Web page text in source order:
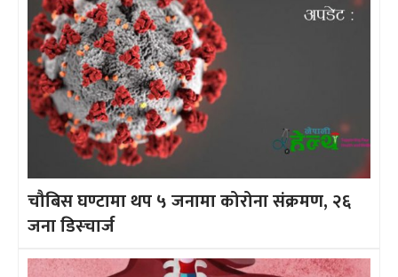
चौबिस घण्टामा थप ५ जनामा कोरोना संक्रमण, २६
जना डिस्चार्ज